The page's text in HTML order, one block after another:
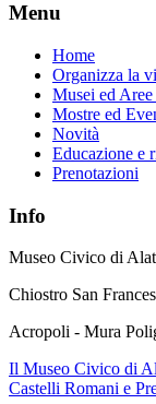
Menu
Home
Organizza la
Musei ed
Mostre ed
Novità
Educazione e
Prenotazioni
Info
Museo Civico di
Chiostro San
Acropoli - Mura
Il Museo Civico di
Castelli Romani e